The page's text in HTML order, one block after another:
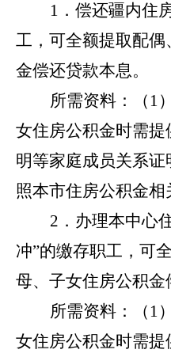
1．偿还疆内住
工，可全额提取配
金偿还贷款本息。
所需资料：（ 1
女住房公积金时需
明等家庭成员关系
照本市住房公积金相
2．办理本中心
冲”的缴存职工，可
母、子女住房公积金
所需资料：（ 1
女住房公积金时需